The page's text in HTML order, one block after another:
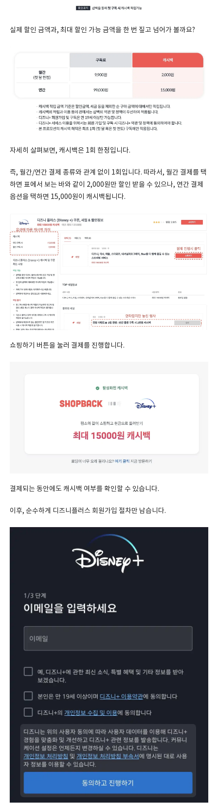
실제 할인 금액과, 최대 할인 가능 금액을 한 번 짚고 넘어가 볼까요?
자세히 살펴보면, 캐시백은 1회 한정입니다.
즉, 월간/연간 결제 종류와 관계 없이 1회입니다. 따라서, 월간 결제를 택
하면 표에서 보는 바와 같이 2,000원만 할인 받을 수 있으나, 연간 결제
옵션을 택하면 15,000원이 캐시백됩니다.
쇼핑하기 버튼을 눌러 결제를 진행합니다.
결제되는 동안에도 캐시백 여부를 확인할 수 있습니다.
이후, 순수하게 디즈니플러스 회원가입 절차만 남습니다.